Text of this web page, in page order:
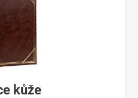
kůže